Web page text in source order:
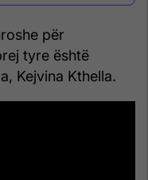
për
tyre është
Kejvina Kthella.